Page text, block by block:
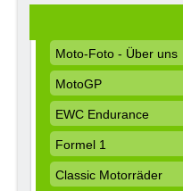
Moto-Foto - Über uns
MotoGP
EWC Endurance
Formel 1
Classic Motorräder